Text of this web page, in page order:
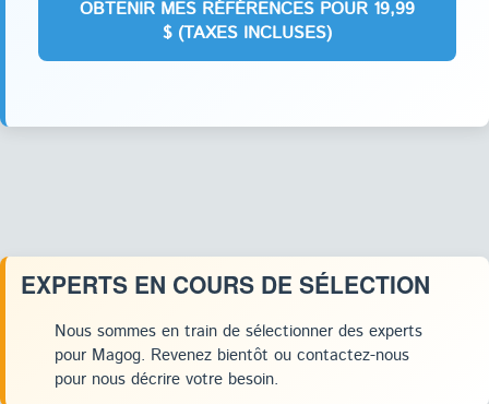
EXPERTS EN COURS DE SÉLECTION
Nous sommes en train de sélectionner des experts
pour Magog. Revenez bientôt ou contactez-nous
pour nous décrire votre besoin.